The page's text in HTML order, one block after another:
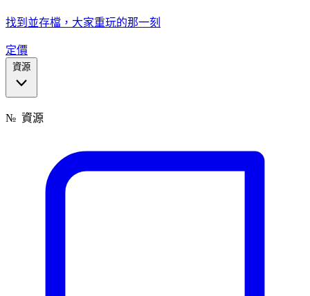
找到並存檔，大家重玩的那一刻
定價
資源
№ 資源